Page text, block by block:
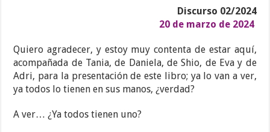
Discurso 02/2024
20 de marzo de 2024
Quiero agradecer, y estoy muy contenta de estar aquí,
acompañada de Tania, de Daniela, de Shio, de Eva y de
Adri, para la presentación de este libro; ya lo van a ver,
ya todos lo tienen en sus manos, ¿verdad?
A ver… ¿Ya todos tienen uno?